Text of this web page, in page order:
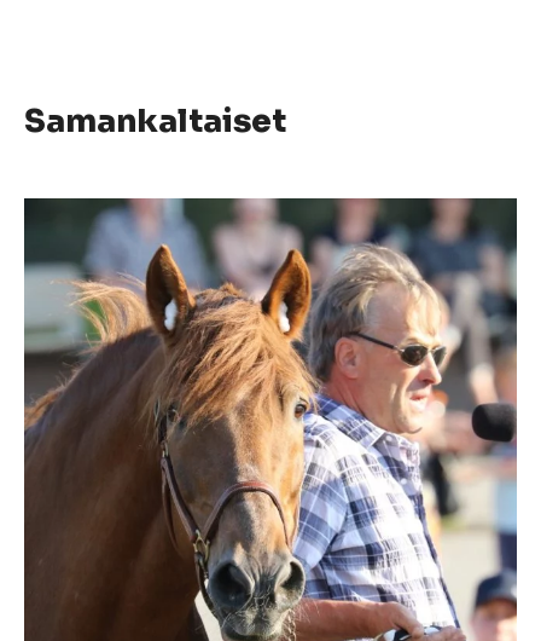
Samankaltaiset